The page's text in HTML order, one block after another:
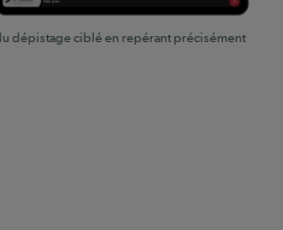
dépistage ciblé en repérant précisément